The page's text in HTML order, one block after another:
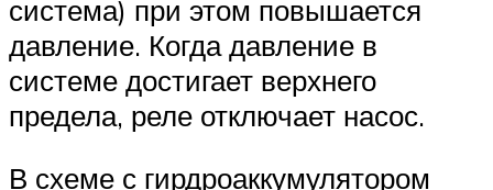
система) при этом повышается
давление. Когда давление в
системе достигает верхнего
предела, реле отключает насос.
В схеме с гирдроаккумулятором